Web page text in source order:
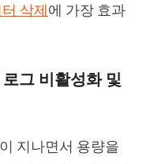
삭제에 가장 효과
그 비활성화 및
지나면서 용량을